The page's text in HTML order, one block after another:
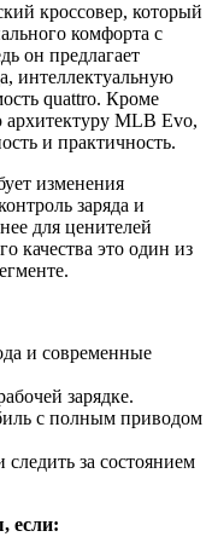
кроссовер, который
комфорта с
он предлагает
интеллектуальную
quattro. Кроме
архитектуру MLB Evo,
и практичность.
изменения
заряда и
для ценителей
качества это один из
и современные
зарядке.
с полным приводом
за состоянием
если: